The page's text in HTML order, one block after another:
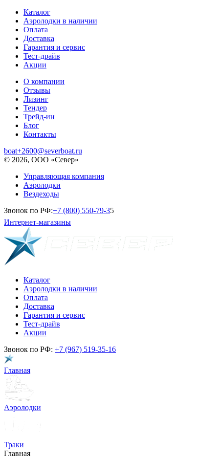
Каталог
Аэролодки в наличии
Оплата
Доставка
Гарантия и сервис
Тест-драйв
Акции
О компании
Отзывы
Лизинг
Тендер
Трейд-ин
Блог
Контакты
boat+2600@severboat.ru
© 2026, ООО «Север»
Управляющая компания
Аэролодки
Вездеходы
Звонок по РФ:+7 (800) 550-79-35
Интернет-магазины
Каталог
Аэролодки в наличии
Оплата
Доставка
Гарантия и сервис
Тест-драйв
Акции
Звонок по РФ: +7 (967) 519-35-16
Главная
Аэролодки
Траки
Главная